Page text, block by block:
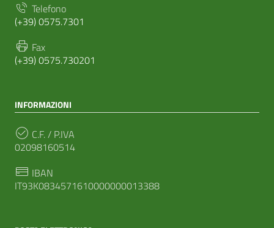
Telefono
(+39) 0575.7301
Fax
(+39) 0575.730201
INFORMAZIONI
C.F. / P.IVA
02098160514
IBAN
IT93K0834571610000000013388